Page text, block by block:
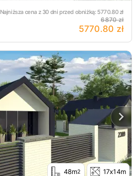
Najniższa cena z 30 dni przed obniżką: 5770.80zł
6870 zł
5770.80 zł
48m2 17x14m